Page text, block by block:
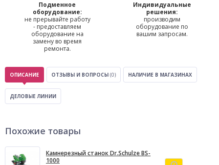
Подменное
оборудование:
не прерывайте работу
- предоставляем
оборудование на
замену во время
ремонта.
Индивидуальные
решения:
производим
оборудование по
вашим запросам.
ОПИСАНИЕ ОТЗЫВЫ И ВОПРОСЫ (0) НАЛИЧИЕ В МАГАЗИНАХ
ДЕЛОВЫЕ ЛИНИИ
Похожие товары
Камнерезный станок Dr.Schulze BS-
1000